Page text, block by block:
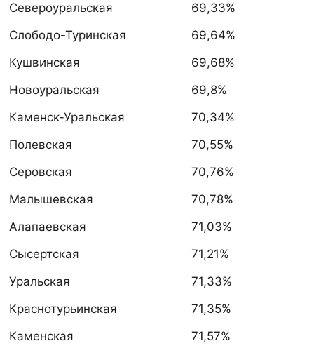
Североуральская
69,33%
Слободо-Туринская
69,64%
Кушвинская
69,68%
Новоуральская
69,8%
Каменск-Уральская
70,34%
Полевская
70,55%
Серовская
70,76%
Малышевская
70,78%
Алапаевская
71,03%
Сысертская
71,21%
Уральская
71,33%
Краснотурьинская
71,35%
Каменская
71,57%